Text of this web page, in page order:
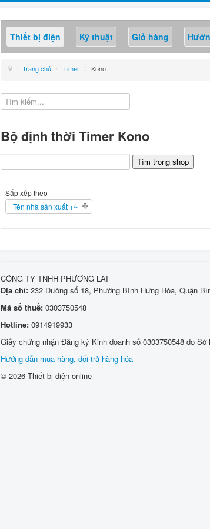
Thiết bị điện Kỹ thuật Giỏ hàng
Trang chủ / Timer / Kono
Bộ định thời Timer Kono
Sắp xếp theo
Tên nhà sản xuất +/-
CÔNG TY TNHH PHƯƠNG LAI
Địa chỉ: 232 Đường số 18, Phường Bình Hưng Hòa, Quận
Mã số thuế: 0303750548
Hotline: 0914919933
Giấy chứng nhận Đăng ký Kinh doanh số 0303750548 do
Hướng dẫn mua hàng, đổi trả hàng hóa
© 2026 Thiết bị điện online